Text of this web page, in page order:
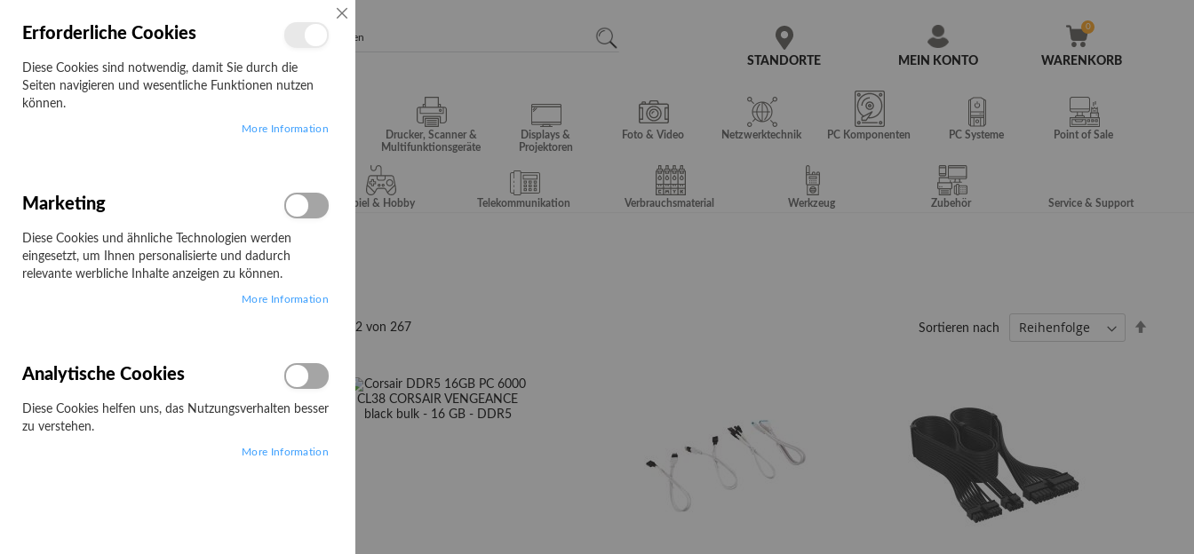
MEIN KONTO
STANDORTE WARENKORB
Campus
Drucker, Scanner &
Multifunktionsgeräte
Displays &
Projektoren
Foto & Video Netzwerktechnik PC Komponenten PC Systeme Point of Sale
Server & Storage Spiel & Hobby Telekommunikation Verbrauchsmaterial Werkzeug Zubehör Service & Support
Startseite Corsair
Corsair
12 von267 Sortieren nach
PREIS
Erforderliche Cookies
Diese Cookies sind notwendig, damit Sie durch die
Seiten navigieren und wesentliche Funktionen nutzen
können.
More Information
Marketing
Diese Cookies und ähnliche Technologien werden
eingesetzt, um Ihnen personalisierte und dadurch
relevante werbliche Inhalte anzeigen zu können.
More Information
Analytische Cookies
Diese Cookies helfen uns, das Nutzungsverhalten besser
zu verstehen.
More Information